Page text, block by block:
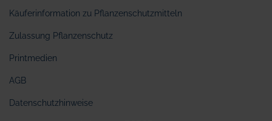
Käuferinformation zu Pflanzenschutzmitteln
Zulassung Pflanzenschutz
Printmedien
AGB
Datenschutzhinweise